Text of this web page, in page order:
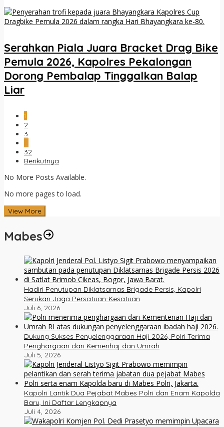
Serahkan Piala Juara Bracket Drag Bike
Pemula 2026, Kapolres Pekalongan
Dorong Pembalap Tinggalkan Balap
Liar
1
2
3
…
32
Berikutnya
No More Posts Available.
No more pages to load.
View More
Mabes
Hadiri Penutupan Diklatsarnas Brigade Persis, Kapolri
Serukan Jaga Persatuan-Kesatuan
Juli 6, 2026
Dukung Sukses Penyelenggaraan Haji 2026, Polri Terima
Penghargaan dari Kemenhaj dan Umrah
Juli 5, 2026
Kapolri Lantik Dua Pejabat Mabes Polri dan Enam Kapolda
Baru, Ini Daftar Lengkapnya
Juli 4, 2026